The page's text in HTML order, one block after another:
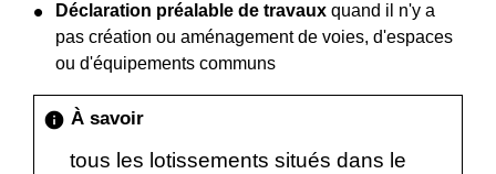
Déclaration préalable de travaux quand il n'y a
pas création ou aménagement de voies, d'espaces
ou d'équipements communs
info À savoir
tous les lotissements situés dans le